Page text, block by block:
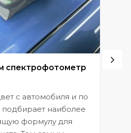
спектрофотометр
с автомобиля и по
наиболее
формулу для